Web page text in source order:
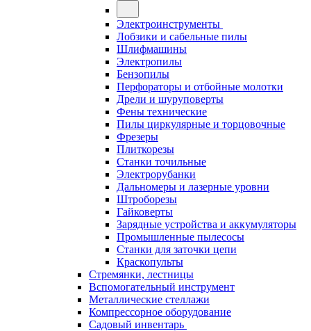
Электроинструменты
Лобзики и сабельные пилы
Шлифмашины
Электропилы
Бензопилы
Перфораторы и отбойные молотки
Дрели и шуруповерты
Фены технические
Пилы циркулярные и торцовочные
Фрезеры
Плиткорезы
Станки точильные
Электрорубанки
Дальномеры и лазерные уровни
Штроборезы
Гайковерты
Зарядные устройства и аккумуляторы
Промышленные пылесосы
Станки для заточки цепи
Краскопульты
Стремянки, лестницы
Вспомогательный инструмент
Металлические стеллажи
Компрессорное оборудование
Садовый инвентарь